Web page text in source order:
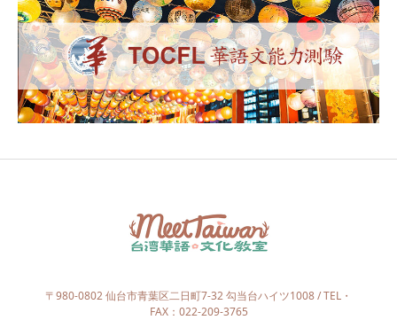
〒980-0802 仙台市青葉区二日町7-32 勾当台ハイツ1008 / TEL・
FAX：022-209-3765